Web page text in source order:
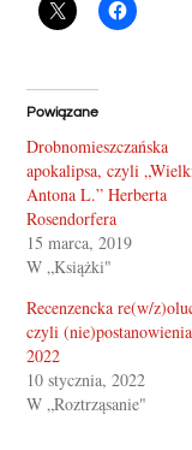
Powiązane
Drobnomieszczańska
apokalipsa, czyli
Antona L.” Herberta
Rosendorfera
15 marca, 2019
W „Książki"
Recenzencka re(w/
czyli
2022
10 stycznia, 2022
W „Roztrząsanie"